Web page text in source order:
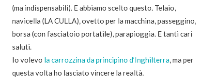
(ma indispensabili). E abbiamo scelto questo. Telaio,
navicella (LA CULLA), ovetto per la macchina, passeggino,
borsa (con fasciatoio portatile), parapioggia. E tanti cari
saluti.
Io volevo la carrozzina da principino d’Inghilterra, ma per
questa volta ho lasciato vincere la realtà.